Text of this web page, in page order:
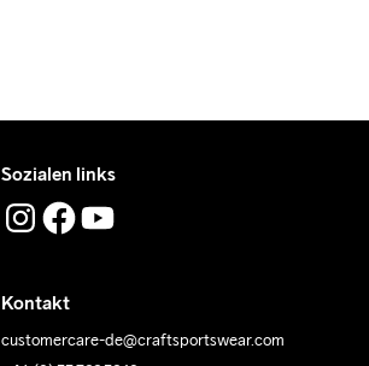
Sozialen links
Kontakt
customercare-de@craftsportswear.com